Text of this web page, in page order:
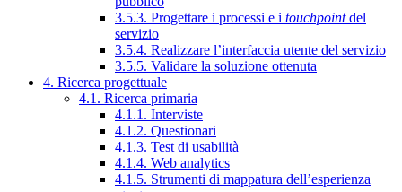
3.5.3. Progettare i processi e i touchpointdel
servizio
3.5.4. Realizzare l’interfaccia utente del servizio
3.5.5. Validare la soluzione ottenuta
4. Ricerca progettuale
4.1. Ricerca primaria
4.1.1. Interviste
4.1.2. Questionari
4.1.3. Test di usabilità
4.1.4. Web analytics
4.1.5. Strumenti di mappatura dell’esperienza